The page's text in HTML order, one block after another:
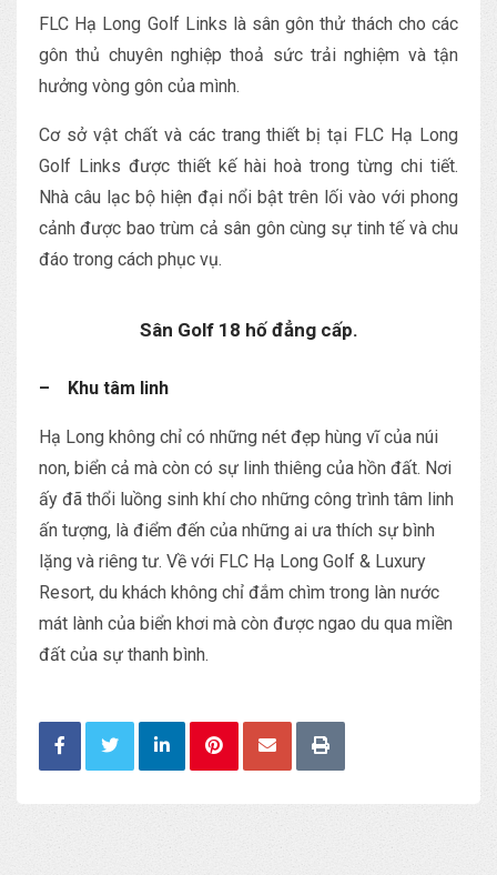
FLC Hạ Long Golf Links là sân gôn thử thách cho các
gôn thủ chuyên nghiệp thoả sức trải nghiệm và tận
hưởng vòng gôn của mình.
Cơ sở vật chất và các trang thiết bị tại FLC Hạ Long
Golf Links được thiết kế hài hoà trong từng chi tiết.
Nhà câu lạc bộ hiện đại nổi bật trên lối vào với phong
cảnh được bao trùm cả sân gôn cùng sự tinh tế và chu
đáo trong cách phục vụ.
Sân Golf 18 hố đẳng cấp.
– Khu tâm linh
Hạ Long không chỉ có những nét đẹp hùng vĩ của núi
non, biển cả mà còn có sự linh thiêng của hồn đất. Nơi
ấy đã thổi luồng sinh khí cho những công trình tâm linh
ấn tượng, là điểm đến của những ai ưa thích sự bình
lặng và riêng tư. Về với FLC Hạ Long Golf & Luxury
Resort, du khách không chỉ đắm chìm trong làn nước
mát lành của biển khơi mà còn được ngao du qua miền
đất của sự thanh bình.